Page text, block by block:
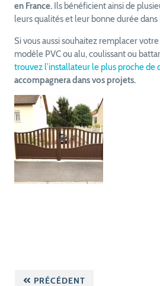
en France.Ils bénéficient ainsi de
leurs qualités et leur bonne durée
Si vous aussi souhaitez remplacer
modèle PVC ou alu, coulissant ou
trouvez l’installateur le plus proche de
accompagnera dans vos projets.
PRÉCÉDENT